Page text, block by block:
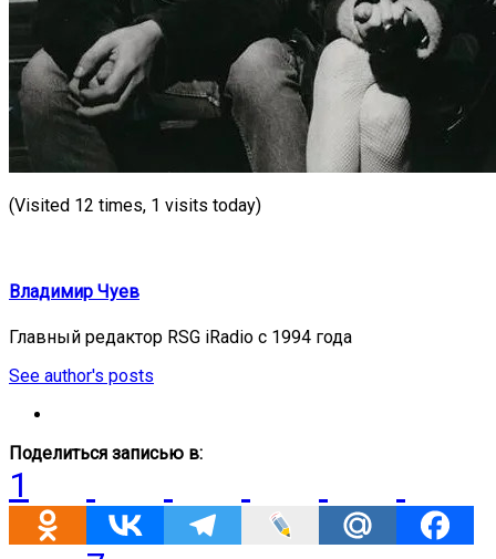
(Visited 12 times, 1 visits today)
Владимир Чуев
Главный редактор RSG iRadio с 1994 года
See author's posts
Поделиться записью в:
1